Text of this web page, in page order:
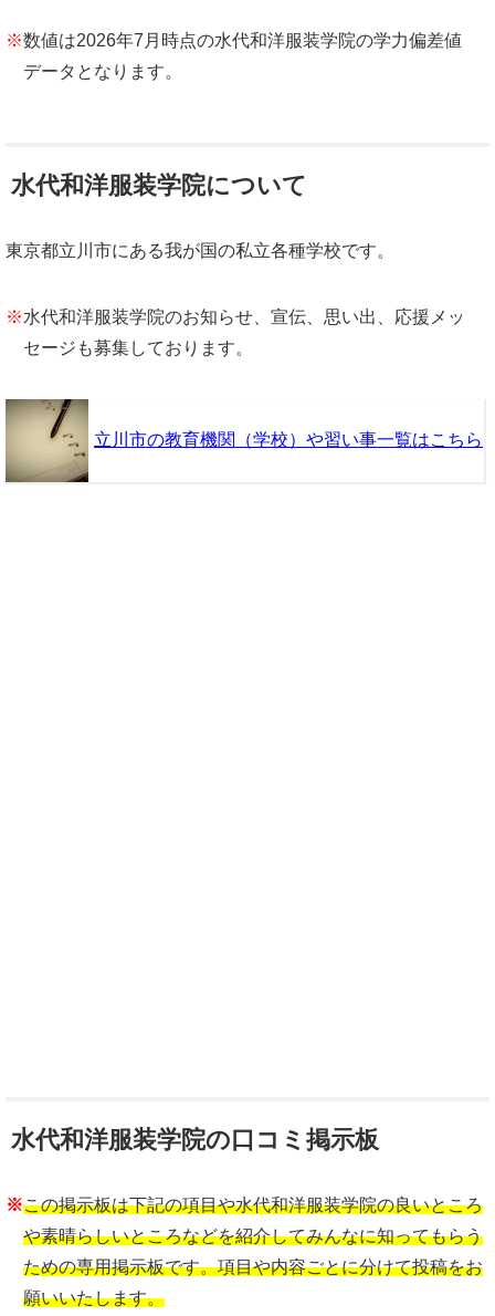
※数値は2026年7月時点の水代和洋服装学院の学力偏差値
データとなります。
水代和洋服装学院について
東京都立川市にある我が国の私立各種学校です。
※水代和洋服装学院のお知らせ、宣伝、思い出、応援メッ
セージも募集しております。
立川市の教育機関（学校）や習い事一覧はこちら
水代和洋服装学院の口コミ掲示板
※この掲示板は下記の項目や水代和洋服装学院の良いところ
や素晴らしいところなどを紹介してみんなに知ってもらう
ための専用掲示板です。項目や内容ごとに分けて投稿をお
願いいたします。